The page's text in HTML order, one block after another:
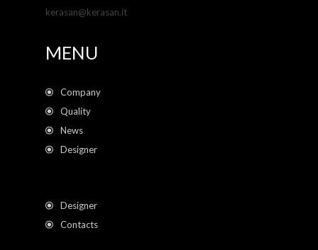
kerasan@kerasan.it
MENU
Company
Quality
News
Designer
Designer
Contacts